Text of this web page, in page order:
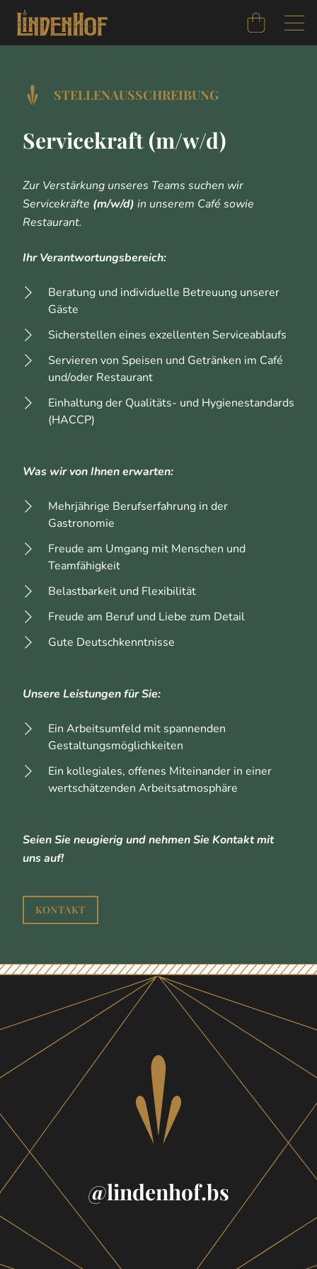
STELLENAUSSCHREIBUNG
Servicekraft (m/w/d)
Zur Verstärkung unseres Teams suchen wir
Servicekräfte (m/w/d) in unserem Café sowie
Restaurant.
Ihr Verantwortungsbereich:
Beratung und individuelle Betreuung unserer
Gäste
Sicherstellen eines exzellenten Serviceablaufs
Servieren von Speisen und Getränken im Café
und/oder Restaurant
Einhaltung der Qualitäts- und Hygienestandards
(HACCP)
Was wir von Ihnen erwarten:
Mehrjährige Berufserfahrung in der
Gastronomie
Freude am Umgang mit Menschen und
Teamfähigkeit
Belastbarkeit und Flexibilität
Freude am Beruf und Liebe zum Detail
Gute Deutschkenntnisse
Unsere Leistungen für Sie:
Ein Arbeitsumfeld mit spannenden
Gestaltungsmöglichkeiten
Ein kollegiales, offenes Miteinander in einer
wertschätzenden Arbeitsatmosphäre
Seien Sie neugierig und nehmen Sie Kontakt mit
uns auf!
KONTAKT
Footer
@lindenhof.bs